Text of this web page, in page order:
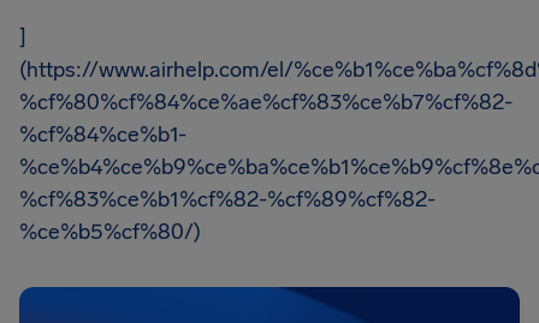
]
(https://www.airhelp.com/el/
%cf%80%cf%84%ce%ae%cf%83%ce%b7%cf%82-
%cf%84%ce%b1-
%cf%83%ce%b1%cf%82-%cf%89%cf%82-
%ce%b5%cf%80/)